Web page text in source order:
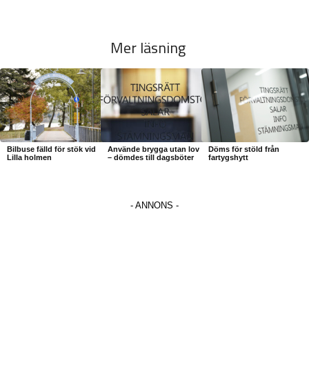
Mer läsning
Bilbuse fälld för stök vid
Lilla holmen
Använde brygga utan lov
– dömdes till dagsböter
Döms för stöld från
fartygshytt